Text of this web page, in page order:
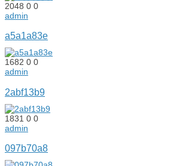
2048 0 0
admin
a5a1a83e
1682 0 0
admin
2abf13b9
1831 0 0
admin
097b70a8